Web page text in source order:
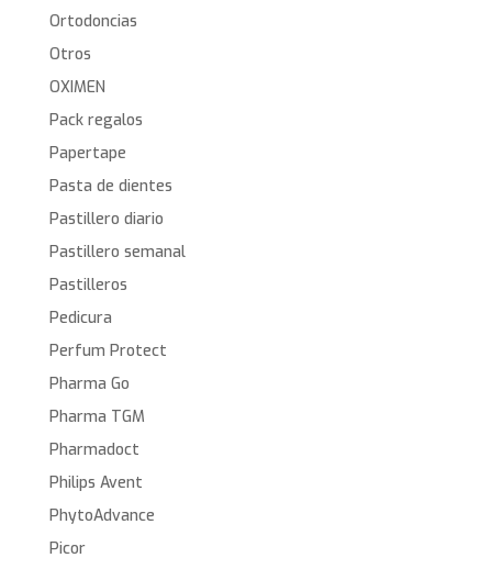
Ortodoncias
Otros
OXIMEN
Pack regalos
Papertape
Pasta de dientes
Pastillero diario
Pastillero semanal
Pastilleros
Pedicura
Perfum Protect
Pharma Go
Pharma TGM
Pharmadoct
Philips Avent
PhytoAdvance
Picor